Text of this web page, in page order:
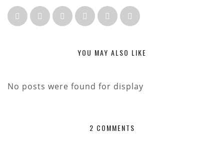
YOU MAY ALSO LIKE
No posts were found for display
2 COMMENTS